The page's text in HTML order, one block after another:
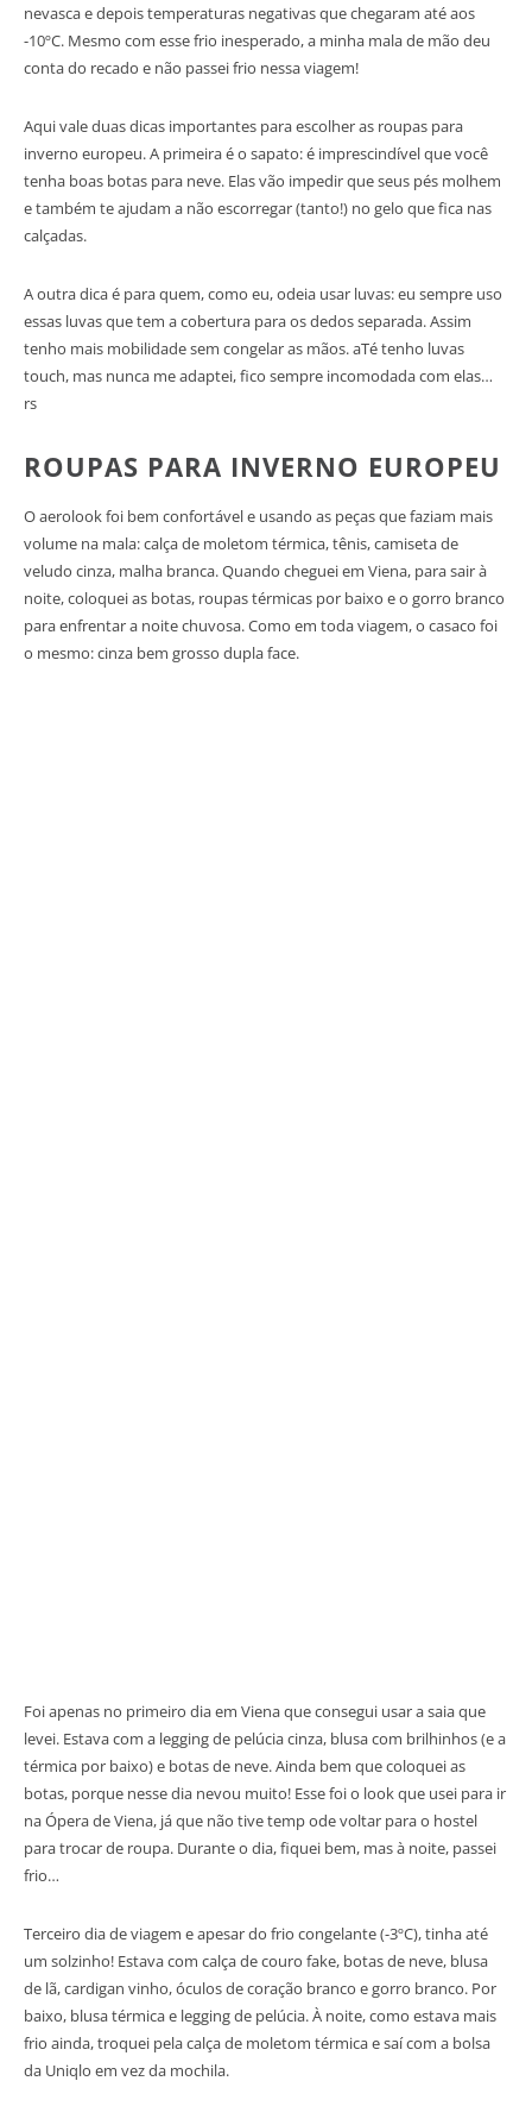
nevasca e depois temperaturas negativas que chegaram até aos
-10ºC. Mesmo com esse frio inesperado, a minha mala de mão deu
conta do recado e não passei frio nessa viagem!
Aqui vale duas dicas importantes para escolher as roupas para
inverno europeu. A primeira é o sapato: é imprescindível que você
tenha boas botas para neve. Elas vão impedir que seus pés molhem
e também te ajudam a não escorregar (tanto!) no gelo que fica nas
calçadas.
A outra dica é para quem, como eu, odeia usar luvas: eu sempre uso
essas luvas que tem a cobertura para os dedos separada. Assim
tenho mais mobilidade sem congelar as mãos. aTé tenho luvas
touch, mas nunca me adaptei, fico sempre incomodada com elas…
rs
ROUPAS PARA INVERNO EUROPEU
O aerolook foi bem confortável e usando as peças que faziam mais
volume na mala: calça de moletom térmica, tênis, camiseta de
veludo cinza, malha branca. Quando cheguei em Viena, para sair à
noite, coloquei as botas, roupas térmicas por baixo e o gorro branco
para enfrentar a noite chuvosa. Como em toda viagem, o casaco foi
o mesmo: cinza bem grosso dupla face.
Foi apenas no primeiro dia em Viena que consegui usar a saia que
levei. Estava com a legging de pelúcia cinza, blusa com brilhinhos (e a
térmica por baixo) e botas de neve. Ainda bem que coloquei as
botas, porque nesse dia nevou muito! Esse foi o look que usei para ir
na Ópera de Viena, já que não tive temp ode voltar para o hostel
para trocar de roupa. Durante o dia, fiquei bem, mas à noite, passei
frio…
Terceiro dia de viagem e apesar do frio congelante (-3ºC), tinha até
um solzinho! Estava com calça de couro fake, botas de neve, blusa
de lã, cardigan vinho, óculos de coração branco e gorro branco. Por
baixo, blusa térmica e legging de pelúcia. À noite, como estava mais
frio ainda, troquei pela calça de moletom térmica e saí com a bolsa
da Uniqlo em vez da mochila.